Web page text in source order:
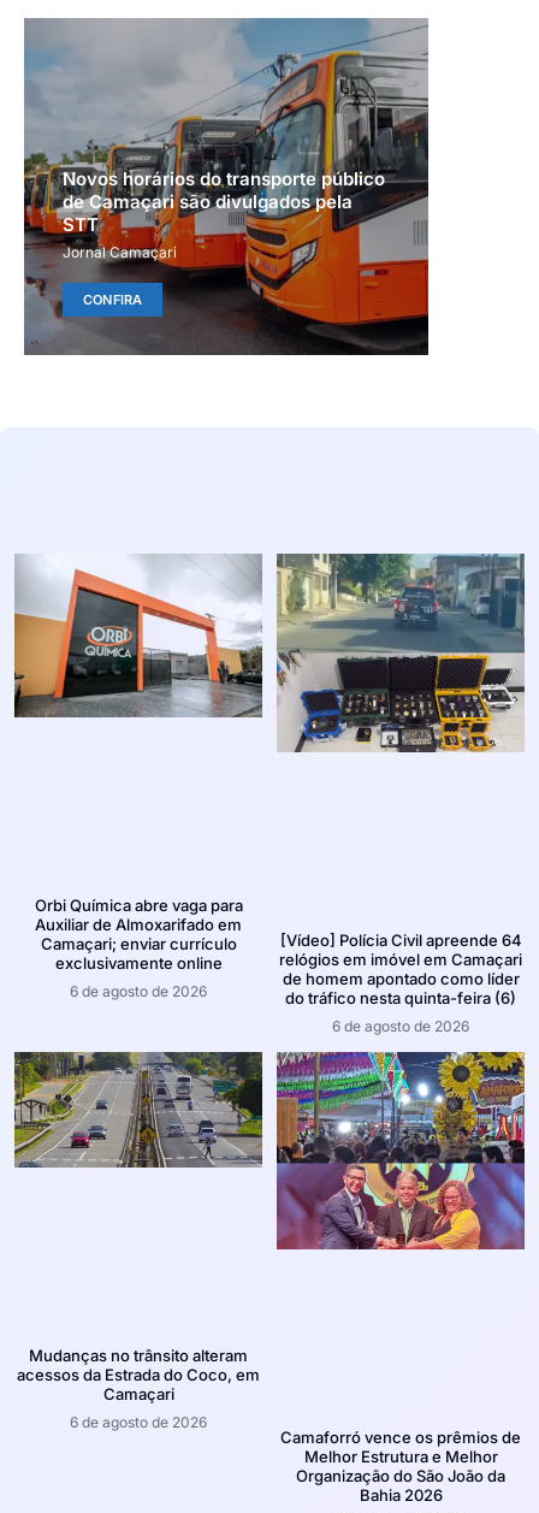
Novos horários do transporte público
de Camaçari são divulgados pela
STT
Jornal Camaçari
CONFIRA
Orbi Química abre vaga para
Auxiliar de Almoxarifado em
Camaçari; enviar currículo
exclusivamente online
6 de agosto de 2026
[Vídeo] Polícia Civil apreende 64
relógios em imóvel em Camaçari
de homem apontado como líder
do tráfico nesta quinta-feira (6)
6 de agosto de 2026
Mudanças no trânsito alteram
acessos da Estrada do Coco, em
Camaçari
6 de agosto de 2026
Camaforró vence os prêmios de
Melhor Estrutura e Melhor
Organização do São João da
Bahia 2026